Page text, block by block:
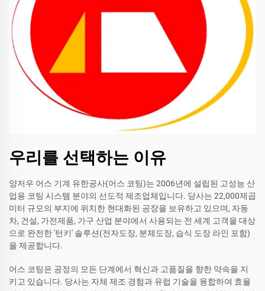
우리를 선택하는 이유
양저우 어스 기계 유한공사(어스 코팅)는 2006년에 설립된 고성능 산
업용 코팅 시스템 분야의 선도적 제조업체입니다. 당사는 22,000제곱
미터 규모의 부지에 위치한 현대화된 공장을 보유하고 있으며, 자동
차, 건설, 가전제품, 가구 산업 분야에서 사용되는 전 세계 고객을 대상
으로 완전한 '턴키' 솔루션(전자도장, 분체도장, 습식 도장 라인 포함)
을 제공합니다.
어스 코팅은 공정의 모든 단계에서 혁신과 고품질을 향한 약속을 지
키고 있습니다. 당사는 자체 제조 경험과 유럽 기술을 융합하여 효율